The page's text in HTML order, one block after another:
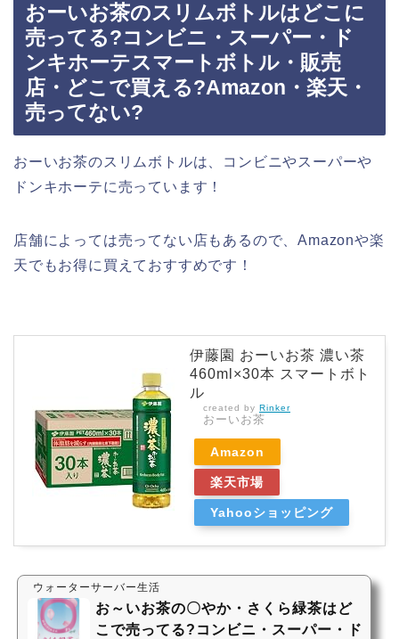
おーいお茶のスリムボトルはどこに
売ってる?コンビニ・スーパー・ド
ンキホーテスマートボトル・販売
店・どこで買える?Amazon・楽天・
売ってない?
おーいお茶のスリムボトルは、コンビニやスーパーや
ドンキホーテに売っています！
店舗によっては売ってない店もあるので、Amazonや楽
天でもお得に買えておすすめです！
伊藤園 おーいお茶 濃い茶
460ml×30本 スマートボト
ル
created by Rinker
おーいお茶
Amazon
楽天市場
Yahooショッピング
ウォーターサーバー生活
お～いお茶の〇やか・さくら緑茶はど
こで売ってる?コンビニ・スーパー・ド